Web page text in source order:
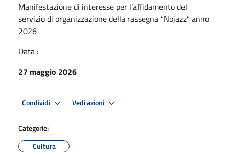
Manifestazione di interesse per l’affidamento del
servizio di organizzazione della rassegna “Nojazz” anno
2026
Data :
27 maggio 2026
Condividi Vedi azioni
Categorie:
Cultura